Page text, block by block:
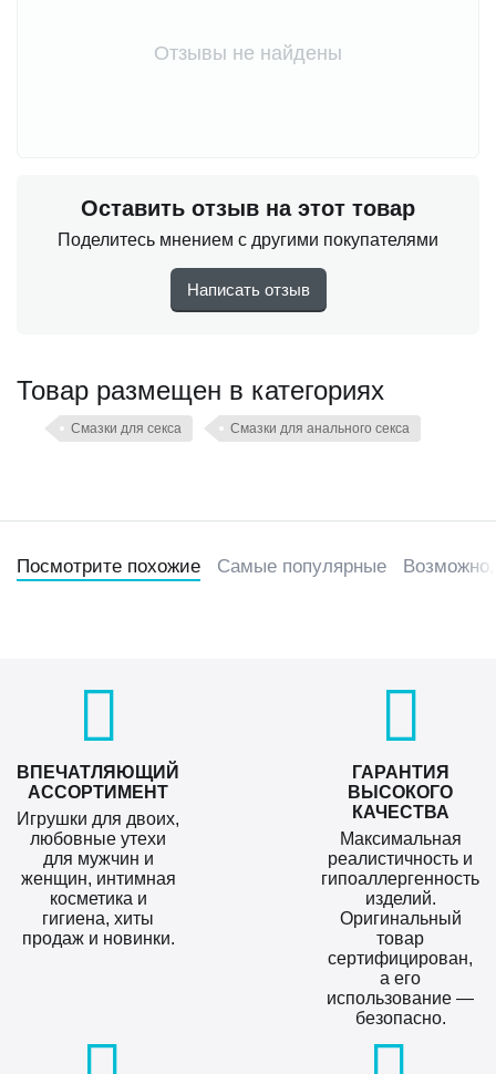
Отзывы не найдены
Оставить отзыв на этот товар
Поделитесь мнением с другими покупателями
Написать отзыв
Товар размещен в категориях
Смазки для секса Смазки для анального секса
Посмотрите похожие Самые популярные Возможно,
ВПЕЧАТЛЯЮЩИЙ
АССОРТИМЕНТ
Игрушки для двоих,
любовные утехи
для мужчин и
женщин, интимная
косметика и
гигиена, хиты
продаж и новинки.
ГАРАНТИЯ
ВЫСОКОГО
КАЧЕСТВА
Максимальная
реалистичность и
гипоаллергенность
изделий.
Оригинальный
товар
сертифицирован,
а его
использование —
безопасно.